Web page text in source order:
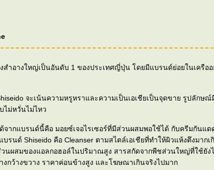
สำอางใหญ่เป็นอันดับ 1 ของประเทศญี่ปุ่น โดยมีแบรนด์ย่อยในเครืออ
จุดขาย รูปลักษณ์มีไลน์
ไม่หวั่นไม่ไหว
จากแบรนด์นี้คือ มอยซ์เจอไรเซอร์ที่มีส่วนผสมพอใช้ได้ กับครีมกันแด
ฮอล์ในปริมาณสูง สารสกัดจากพืชส่วนใหญ่ที่ใช้ยังไม่มีการ
กว้างขวาง ราคาค่อนข้างสูง และโฆษณาเกินจริงไปมาก